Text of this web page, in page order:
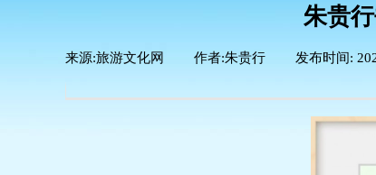
朱贵
来源:旅游文化网 作者:朱贵行 发布时间: